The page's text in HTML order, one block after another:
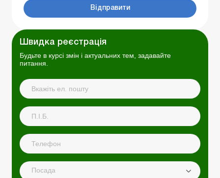
Відправити
Швидка реєстрація
Будьте в курсі змін і актуальних тем, задавайте
питання.
Посада